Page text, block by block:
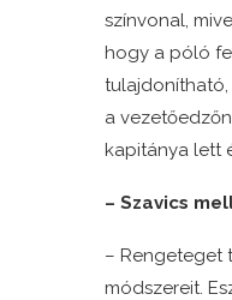
színvonal,
hogy a póló
a
kapitánya lett
– Szavics
– Rengeteget
módszereit.